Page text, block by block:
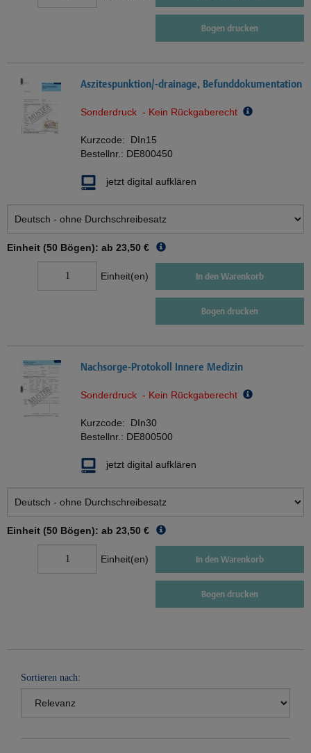
Bogen drucken
Aszitespunktion/-drainage, Befunddokumentation
Sonderdruck - Kein Rückgaberecht
Kurzcode: DIn15
Bestellnr.: DE800450
jetzt digital aufklären
Einheit (50 Bögen): ab 23,50 €
Einheit(en) In den Warenkorb
Bogen drucken
Nachsorge-Protokoll Innere Medizin
Sonderdruck - Kein Rückgaberecht
Kurzcode: DIn30
Bestellnr.: DE800500
jetzt digital aufklären
Einheit (50 Bögen): ab 23,50 €
Einheit(en) In den Warenkorb
Bogen drucken
Sortieren nach: